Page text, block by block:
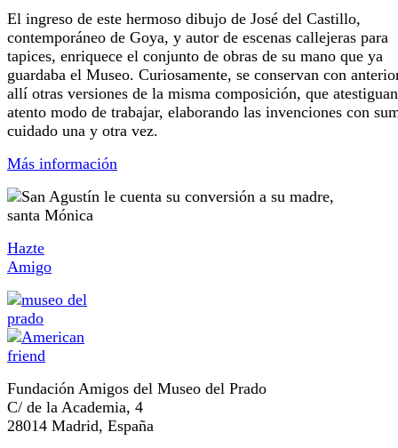
El ingreso de este hermoso dibujo de José del Castillo,
contemporáneo de Goya, y autor de escenas callejeras para
tapices, enriquece el conjunto de obras de su mano que ya
guardaba el Museo. Curiosamente, se conservan con
allí otras versiones de la misma composición, que
atento modo de trabajar, elaborando las invenciones con
cuidado una y otra vez.
Más información
Hazte
Amigo
Fundación Amigos del Museo del Prado
C/ de la Academia, 4
28014 Madrid, España